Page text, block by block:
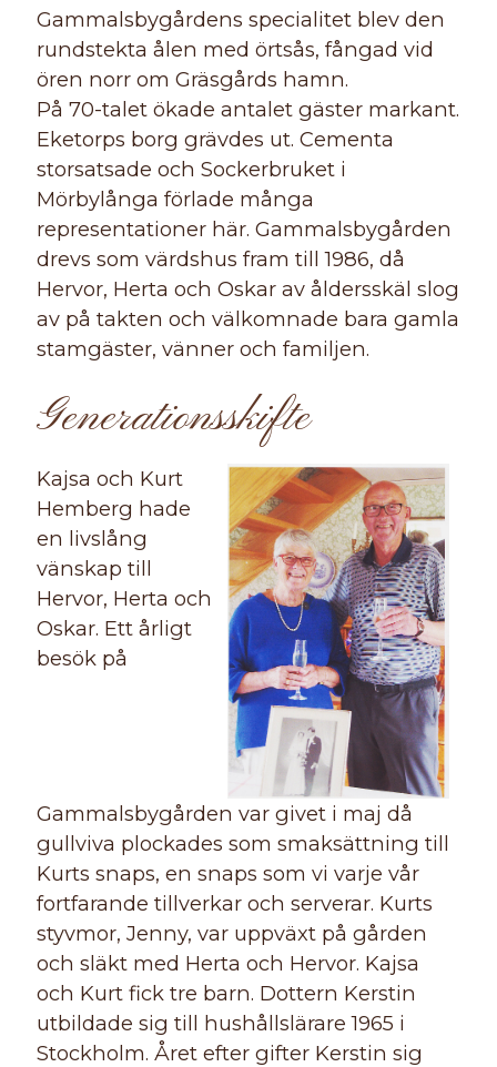
Gammalsbygårdens specialitet blev den
rundstekta ålen med örtsås, fångad vid
ören norr om Gräsgårds hamn.
På 70-talet ökade antalet gäster markant.
Eketorps borg grävdes ut. Cementa
storsatsade och Sockerbruket i
Mörbylånga förlade många
representationer här. Gammalsbygården
drevs som värdshus fram till 1986, då
Hervor, Herta och Oskar av åldersskäl slog
av på takten och välkomnade bara gamla
stamgäster, vänner och familjen.
Generationsskifte
Kajsa och Kurt
Hemberg hade
en livslång
vänskap till
Hervor, Herta och
Oskar. Ett årligt
besök på
Gammalsbygården var givet i maj då
gullviva plockades som smaksättning till
Kurts snaps, en snaps som vi varje vår
fortfarande tillverkar och serverar. Kurts
styvmor, Jenny, var uppväxt på gården
och släkt med Herta och Hervor. Kajsa
och Kurt fick tre barn. Dottern Kerstin
utbildade sig till hushållslärare 1965 i
Stockholm. Året efter gifter Kerstin sig